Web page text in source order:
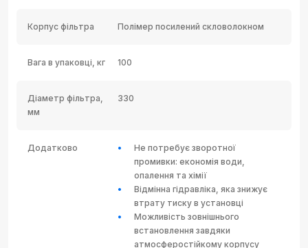
Корпус фільтра Полімер посилений скловолокном
Вага в упаковці, кг 100
Діаметр фільтра,
мм
330
Додатково
Не потребує зворотної
промивки: економія води,
опалення та хімії
Відмінна гідравліка, яка знижує
втрату тиску в установці
Можливість зовнішнього
встановлення завдяки
атмосферостійкому корпусу